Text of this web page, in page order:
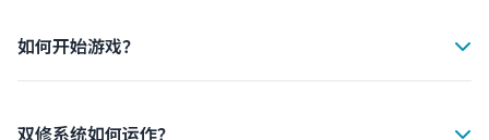
如何开始游戏？
手玩家会获得丰厚的新手礼包。
双修系统如何运作？